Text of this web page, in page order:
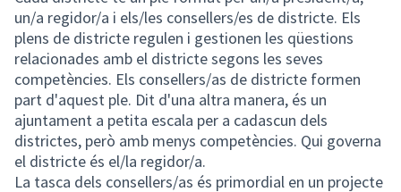
un/a regidor/a i els/les consellers/es de districte. Els
plens de districte regulen i gestionen les qüestions
relacionades amb el districte segons les seves
competències. Els consellers/as de districte formen
part d'aquest ple. Dit d'una altra manera, és un
ajuntament a petita escala per a cadascun dels
districtes, però amb menys competències. Qui governa
el districte és el/la regidor/a.
La tasca dels consellers/as és primordial en un projecte